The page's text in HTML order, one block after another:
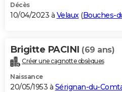
Décès
10/04/2023 à Velaux(Bouches-
Brigitte PACINI (69 ans)
Créer une cagnotte obsèques
Naissance
20/05/1953 à Sérignan-du-